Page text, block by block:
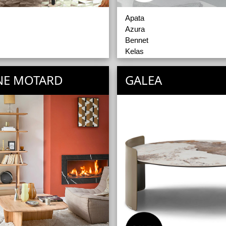
Apata
Azura
Bennet
Kelas
Racines Décoratives
Bureaux
Poufs
MOTARD GALEA